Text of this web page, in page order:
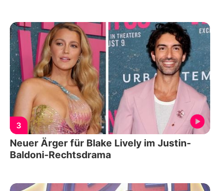
3
Neuer Ärger für Blake Lively im Justin-
Baldoni-Rechtsdrama